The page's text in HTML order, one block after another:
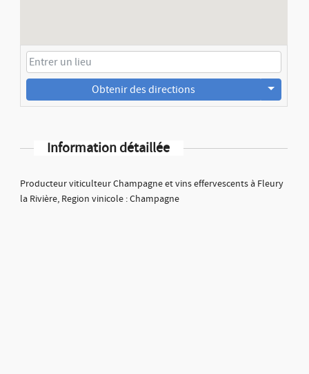
Obtenir des directions
Information détaillée
Producteur viticulteur Champagne et vins effervescents à Fleury
la Rivière, Region vinicole : Champagne